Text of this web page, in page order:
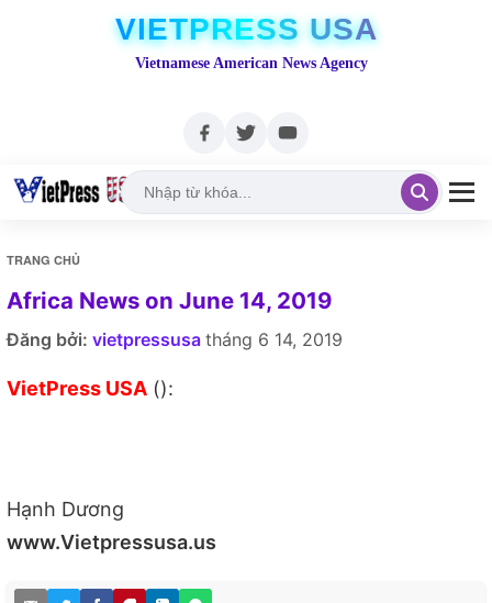
VIETPRESS USA
Vietnamese American News Agency
TRANG CHỦ
Africa News on June 14, 2019
Đăng bởi: vietpressusa tháng 6 14, 2019
VietPress USA ():
Hạnh Dương
www.Vietpressusa.us